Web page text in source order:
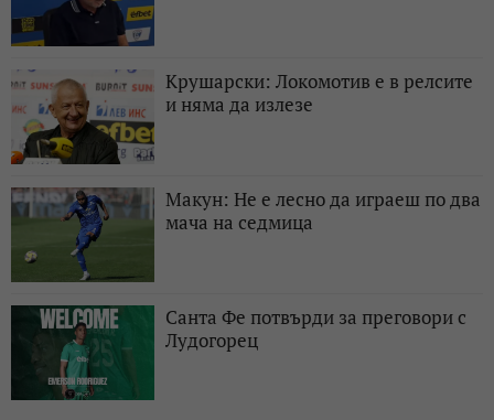
Крушарски: Локомотив е в релсите
и няма да излезе
Макун: Не е лесно да играеш по два
мача на седмица
Санта Фе потвърди за преговори с
Лудогорец